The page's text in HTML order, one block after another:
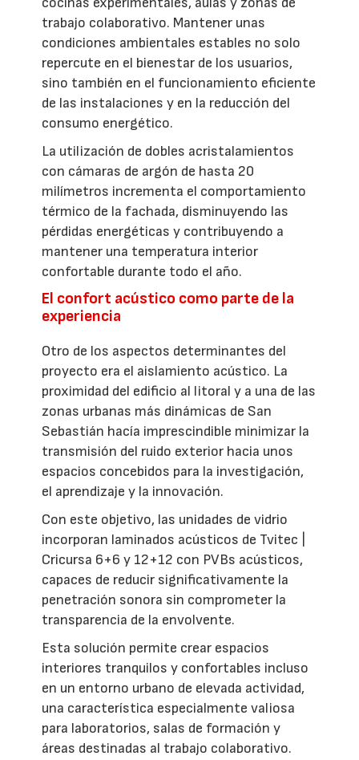
trabajo colaborativo. Mantener unas
condiciones ambientales estables no solo
repercute en el bienestar de los usuarios,
sino también en el funcionamiento eficiente
de las instalaciones y en la reducción del
consumo energético.
La utilización de dobles acristalamientos
con cámaras de argón de hasta 20
milímetros incrementa el comportamiento
térmico de la fachada, disminuyendo las
pérdidas energéticas y contribuyendo a
mantener una temperatura interior
confortable durante todo el año.
El confort acústico como parte de la
experiencia
Otro de los aspectos determinantes del
proyecto era el aislamiento acústico. La
proximidad del edificio al litoral y a una de las
zonas urbanas más dinámicas de San
Sebastián hacía imprescindible minimizar la
transmisión del ruido exterior hacia unos
espacios concebidos para la investigación,
el aprendizaje y la innovación.
Con este objetivo, las unidades de vidrio
incorporan laminados acústicos de Tvitec |
Cricursa 6+6 y 12+12 con PVBs acústicos,
capaces de reducir significativamente la
penetración sonora sin comprometer la
transparencia de la envolvente.
Esta solución permite crear espacios
interiores tranquilos y confortables incluso
en un entorno urbano de elevada actividad,
una característica especialmente valiosa
para laboratorios, salas de formación y
áreas destinadas al trabajo colaborativo.